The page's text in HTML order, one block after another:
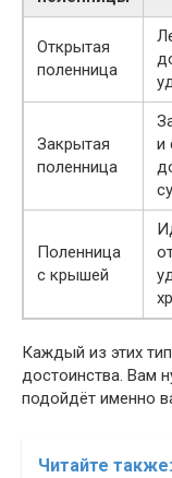
Открытая
поленница
Закрытая
поленница
и
Поленница
с крышей
Каждый из этих
достоинства. Вам
подойдёт именно
Читайте также: